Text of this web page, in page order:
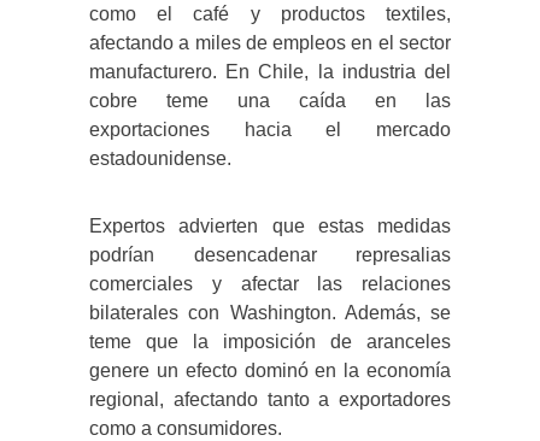
como el café y productos textiles,
afectando a miles de empleos en el sector
manufacturero. En Chile, la industria del
cobre teme una caída en las
exportaciones hacia el mercado
estadounidense.
Expertos advierten que estas medidas
podrían desencadenar represalias
comerciales y afectar las relaciones
bilaterales con Washington. Además, se
teme que la imposición de aranceles
genere un efecto dominó en la economía
regional, afectando tanto a exportadores
como a consumidores.